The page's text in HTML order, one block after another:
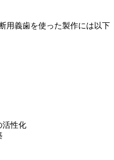
用義歯を使った製作には以下
活性化